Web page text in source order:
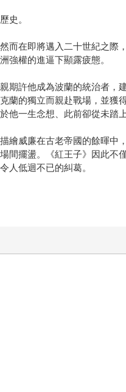
史。
而在即將邁入二十世紀之
強權的進逼下顯露疲態。
期許他成為波蘭的統治者
蘭的獨立而親赴戰場，並
他一生念想、此前卻從未踏
繪威廉在古老帝國的餘暉
間擺盪。《紅王子》因此
人低迴不已的糾葛。